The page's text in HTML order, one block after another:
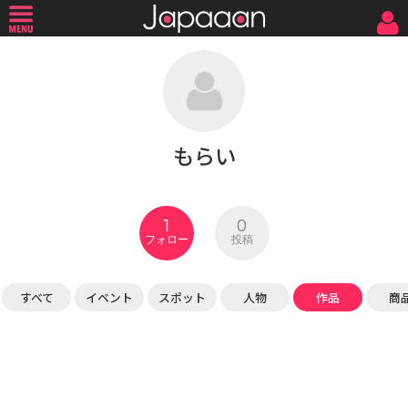
もらい
1
フォロー
0
投稿
すべて イベント スポット 人物 作品 商